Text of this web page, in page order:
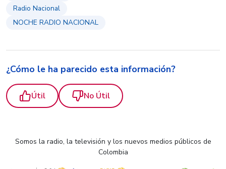
Radio Nacional
NOCHE RADIO NACIONAL
¿Cómo le ha parecido esta información?
Útil No Útil
Somos la radio, la televisión y los nuevos medios públicos de
Colombia